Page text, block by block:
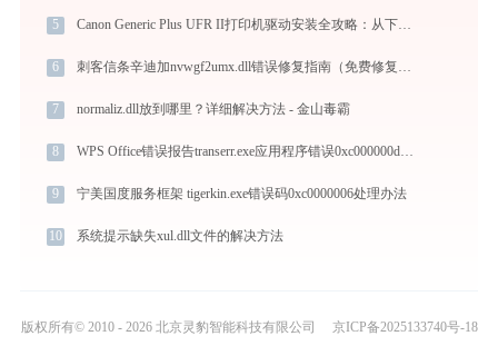
5 Canon Generic Plus UFR II打印机驱动安装全攻略：从下载到安装完全教程
6 刺客信条辛迪加nvwgf2umx.dll错误修复指南（免费修复） - 金山毒霸
7 normaliz.dll放到哪里？详细解决方法 - 金山毒霸
8 WPS Office错误报告transerr.exe应用程序错误0xc000000d解决方法
9 宁美国度服务框架 tigerkin.exe错误码0xc0000006处理办法
10 系统提示缺失xul.dll文件的解决方法
版权所有© 2010 - 2026 北京灵豹智能科技有限公司 京ICP备2025133740号-18